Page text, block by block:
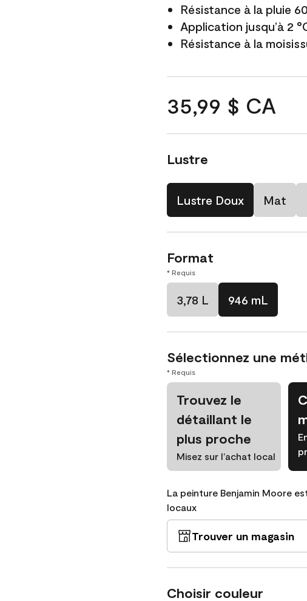
Résistance à la pluie
Application jusqu’à 2
Résistance à la
35,99 $ CA
Lustre
Lustre Doux Mat
Format
* Requis
3,78 L 946 mL
Sélectionnez une
* Requis
Trouvez le
détaillant le
plus proche
Misez sur l’achat local
La peinture Benjamin Moore
locaux
Trouver un magasin
Choisir couleur